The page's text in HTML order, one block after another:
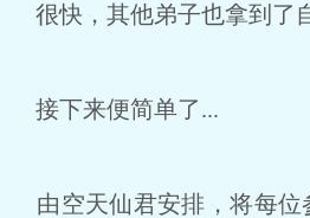
很快，其他弟子也拿到了
接下来便简单了...
由空天仙君安排，将每位